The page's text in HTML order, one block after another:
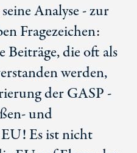
Analyse - zur
Fragezeichen:
Beiträge, die oft als
werden,
der GASP -
und
Es ist nicht